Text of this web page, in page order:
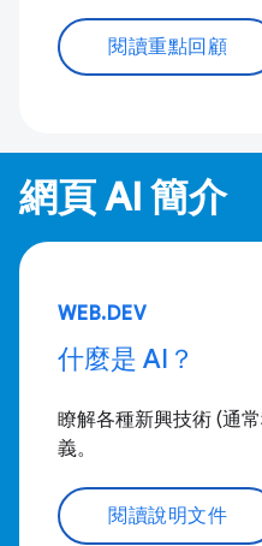
閱讀重點回顧
網頁 AI 簡介
WEB.DEV
什麼是 AI？
瞭解各種新興技術 (通
義。
閱讀說明文件